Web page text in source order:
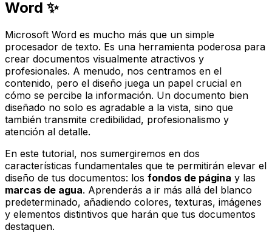
Word ✨
Microsoft Word es mucho más que un simple
procesador de texto. Es una herramienta poderosa para
crear documentos visualmente atractivos y
profesionales. A menudo, nos centramos en el
contenido, pero el diseño juega un papel crucial en
cómo se percibe la información. Un documento bien
diseñado no solo es agradable a la vista, sino que
también transmite credibilidad, profesionalismo y
atención al detalle.
En este tutorial, nos sumergiremos en dos
características fundamentales que te permitirán elevar el
diseño de tus documentos: los fondos de página y las
marcas de agua. Aprenderás a ir más allá del blanco
predeterminado, añadiendo colores, texturas, imágenes
y elementos distintivos que harán que tus documentos
destaquen.